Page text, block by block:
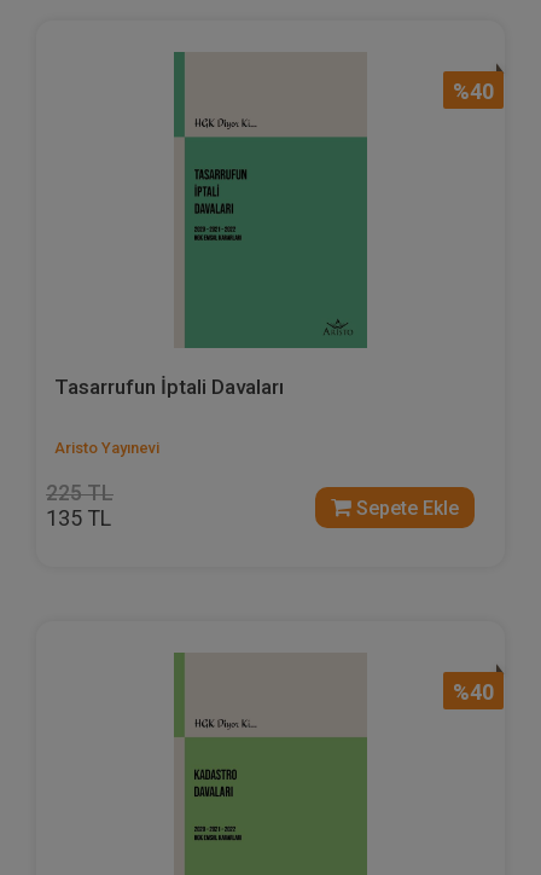
%40
Tasarrufun İptali Davaları
Aristo Yayınevi
225 TL
135 TL Sepete Ekle
%40